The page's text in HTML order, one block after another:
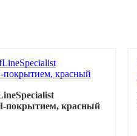
покрытием, красный